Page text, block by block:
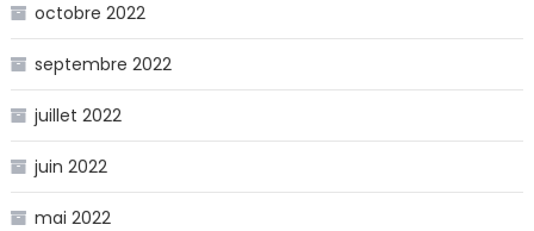
octobre 2022
septembre 2022
juillet 2022
juin 2022
mai 2022